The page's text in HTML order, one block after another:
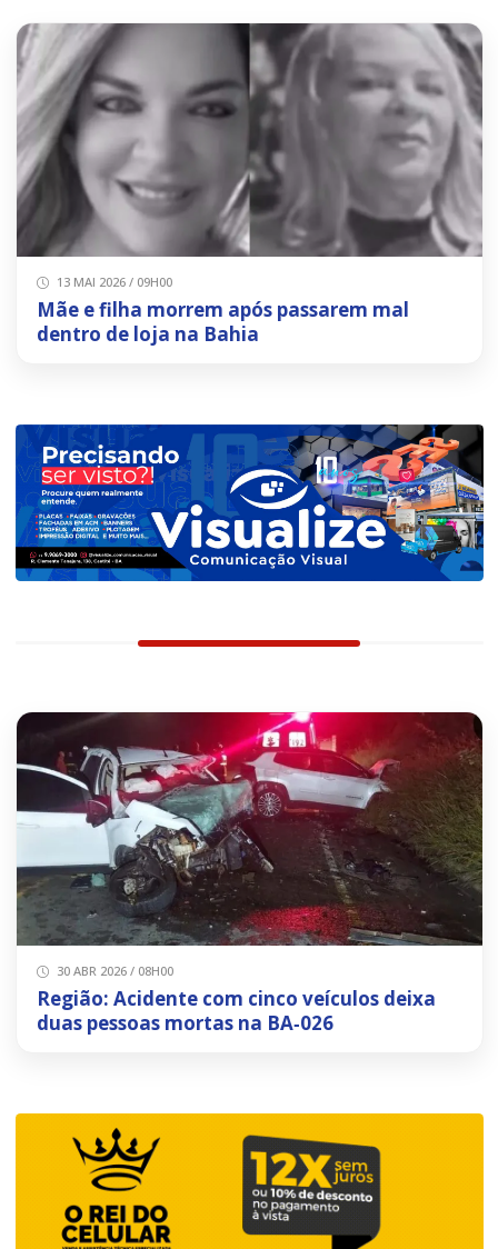
13 MAI 2026 / 09H00
Mãe e filha morrem após passarem mal
dentro de loja na Bahia
30 ABR 2026 / 08H00
Região: Acidente com cinco veículos deixa
duas pessoas mortas na BA‑026